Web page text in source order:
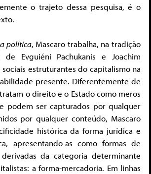
o trajeto dessa pesquisa, é o
política, Mascaro trabalha, na tradição
de Evguiéni Pachukanis e Joachim
sociais estruturantes do capitalismo na
presente. Diferentemente de
o direito e o Estado como meros
podem ser capturados por qualquer
por qualquer conteúdo, Mascaro
histórica da forma jurídica e
apresentando-as como formas de
derivadas da categoria determinante
a forma-mercadoria. Em linhas